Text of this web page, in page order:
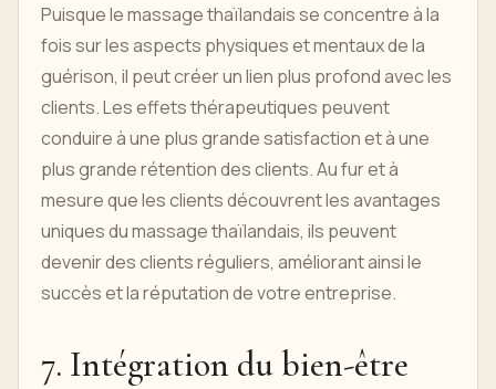
Puisque le massage thaïlandais se concentre à la
fois sur les aspects physiques et mentaux de la
guérison, il peut créer un lien plus profond avec les
clients. Les effets thérapeutiques peuvent
conduire à une plus grande satisfaction et à une
plus grande rétention des clients. Au fur et à
mesure que les clients découvrent les avantages
uniques du massage thaïlandais, ils peuvent
devenir des clients réguliers, améliorant ainsi le
succès et la réputation de votre entreprise.
7. Intégration du bien-être